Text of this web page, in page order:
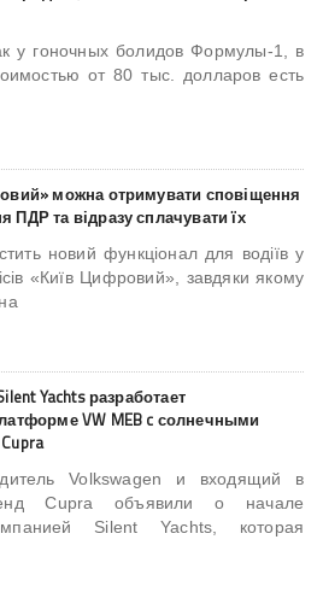
у гоночных болидов Формулы-1, в
от 80 тыс. долларов есть
можна отримувати сповіщення
та відразу сплачувати їх
новий функціонал для водіїв у
«Київ Цифровий», завдяки якому
Yachts разработает
VW MEB c солнечными
Volkswagen и входящий в
Cupra объявили о начале
Silent Yachts, которая